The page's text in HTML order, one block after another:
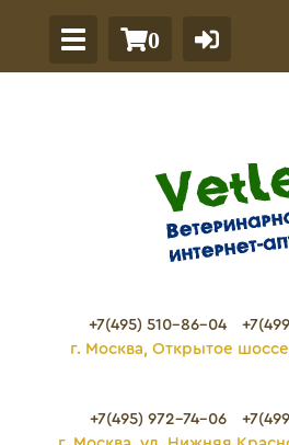
0
+7(495) 510-86-04
г. Москва, Открытое
+7(495) 972-74-06